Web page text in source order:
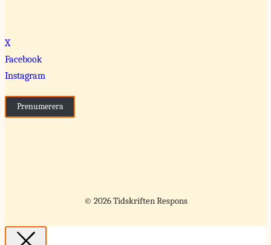
X
Facebook
Instagram
Prenumerera
© 2026 Tidskriften Respons